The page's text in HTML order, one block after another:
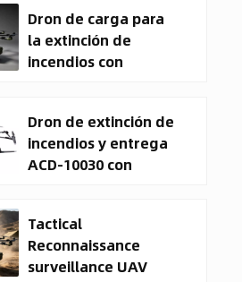
Dron de carga para
la extinción de
incendios con
Dron de extinción de
incendios y entrega
ACD-10030 con
Tactical
Reconnaissance
surveillance UAV